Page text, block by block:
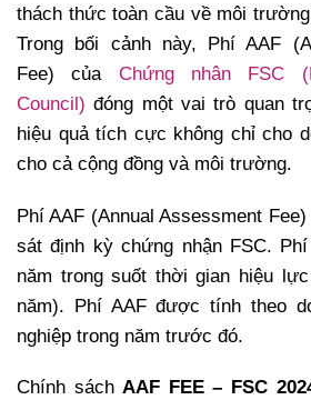
thách thức toàn cầu về môi
Trong bối cảnh này, Phí AAF
Fee) của Chứng nhân FSC
Council) đóng một vai trò quan
hiệu quả tích cực không chỉ cho
cho cả cộng đồng và môi trường.
Phí AAF (Annual Assessment
sát định kỳ chứng nhận FSC.
năm trong suốt thời gian hiệu
năm). Phí AAF được tính theo
nghiệp trong năm trước đó.
Chính sáchAAF FEE – FSC